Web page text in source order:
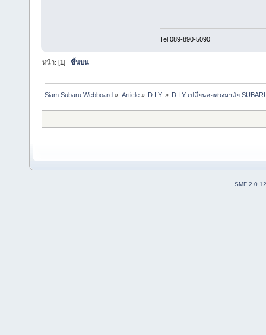
Tel 089-890-5090
หน้า: [1]ขึ้นบน
Siam Subaru Webboard » Article» D.I.Y. » D.I.Y เปลี่ยนคอพวงมาลัย
SMF 2.0.12